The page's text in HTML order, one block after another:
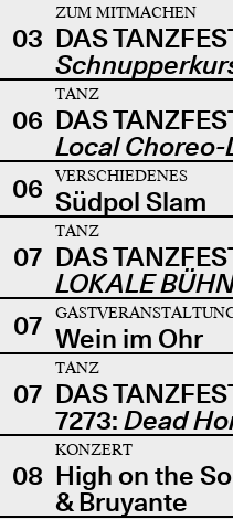
03
ZUM MITMACHEN
DAS
06
TANZ
DAS
Local Choreo-
06
VERSCHIEDENES
Südpol Slam
07
TANZ
DAS
LOKALE
07 Wein im Ohr
07
TANZ
DAS
7273: Dead
08
KONZERT
High on the
& Bruyante